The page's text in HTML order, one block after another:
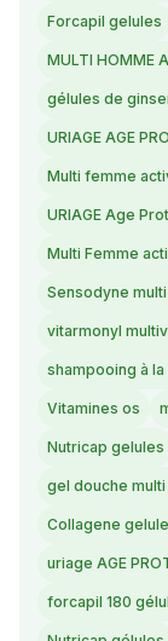
Forcapil gelules
MULTI HOMME
gélules de
URIAGE AGE
Multi femme
URIAGE Age
Multi Femme
Sensodyne
vitarmonyl
shampooing à
Vitamines os
Nutricap gelules
gel douche
Collagene
uriage AGE
forcapil 180